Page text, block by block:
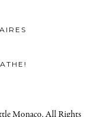
Monaco. All Rights